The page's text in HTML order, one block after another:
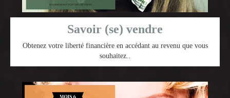
Savoir (se) vendre
Obtenez votre liberté financière en accédant au revenu que vous
souhaitez..